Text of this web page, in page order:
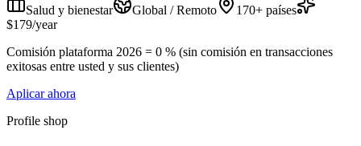
Salud y bienestar Global / Remoto
170+ países
$179/year
Comisión plataforma 2026 = 0 % (sin comisión en transacciones
exitosas entre usted y sus clientes)
Aplicar ahora
Profile shop